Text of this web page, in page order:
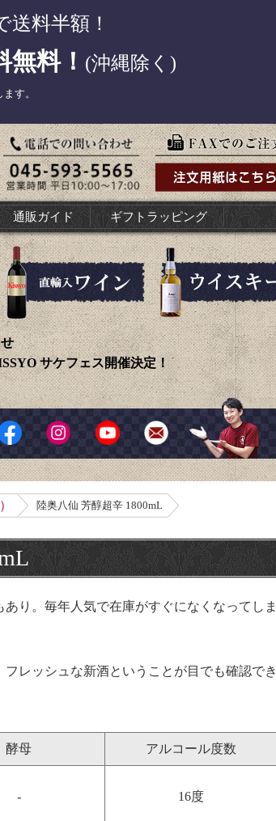
送料半額！
無料！ (沖縄除く)
す。
通販ガイド ギフトラッピング
サケフェス開催決定！
陸奥八仙 芳醇超辛 1800mL
り。毎年人気で在庫がすぐになくなってしま
レッシュな新酒ということが目でも確認でき
酵母 アルコール度数
- 16度